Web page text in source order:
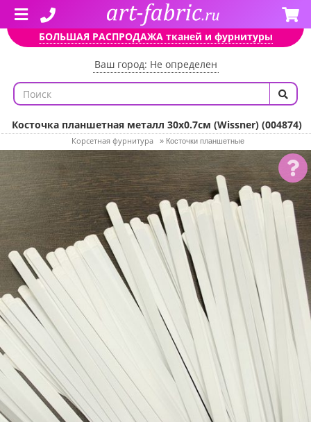
БОЛЬШАЯ РАСПРОДАЖА тканей и фурнитуры
Ваш город: Не определен
Косточка планшетная металл 30х0.7см (Wissner) (004874)
Корсетная фурнитура » Косточки планшетные